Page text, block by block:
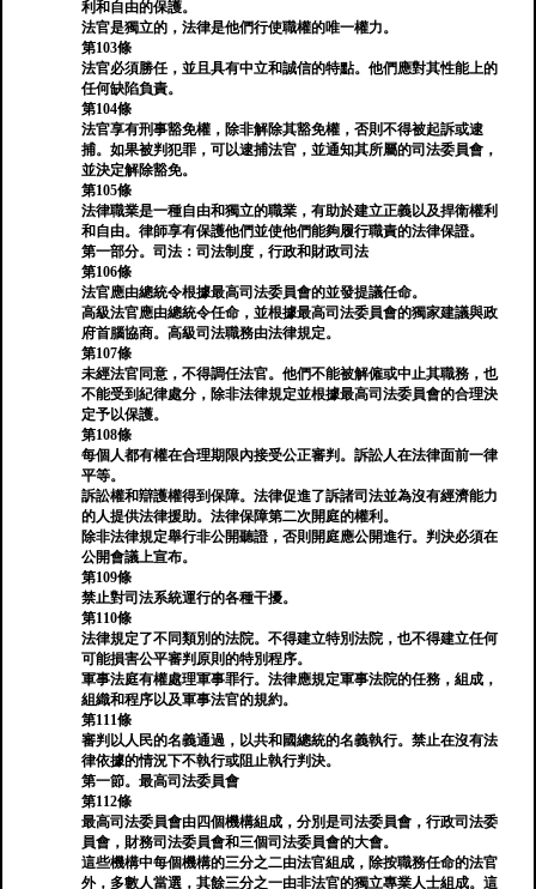
利和自由的保護。
法官是獨立的，法律是他們行使職權的唯一權力。
第103條
法官必須勝任，並且具有中立和誠信的特點。他們應對其性能上的
任何缺陷負責。
第104條
法官享有刑事豁免權，除非解除其豁免權，否則不得被起訴或逮
捕。如果被判犯罪，可以逮捕法官，並通知其所屬的司法委員會，
並決定解除豁免。
第105條
法律職業是一種自由和獨立的職業，有助於建立正義以及捍衛權利
和自由。律師享有保護他們並使他們能夠履行職責的法律保證。
第一部分。司法：司法制度，行政和財政司法
第106條
法官應由總統令根據最高司法委員會的並發提議任命。
高級法官應由總統令任命，並根據最高司法委員會的獨家建議與政
府首腦協商。高級司法職務由法律規定。
第107條
未經法官同意，不得調任法官。他們不能被解僱或中止其職務，也
不能受到紀律處分，除非法律規定並根據最高司法委員會的合理決
定予以保護。
第108條
每個人都有權在合理期限內接受公正審判。訴訟人在法律面前一律
平等。
訴訟權和辯護權得到保障。法律促進了訴諸司法並為沒有經濟能力
的人提供法律援助。法律保障第二次開庭的權利。
除非法律規定舉行非公開聽證，否則開庭應公開進行。判決必須在
公開會議上宣布。
第109條
禁止對司法系統運行的各種干擾。
第110條
法律規定了不同類別的法院。不得建立特別法院，也不得建立任何
可能損害公平審判原則的特別程序。
軍事法庭有權處理軍事罪行。法律應規定軍事法院的任務，組成，
組織和程序以及軍事法官的規約。
第111條
審判以人民的名義通過，以共和國總統的名義執行。禁止在沒有法
律依據的情況下不執行或阻止執行判決。
第一節。最高司法委員會
第112條
最高司法委員會由四個機構組成，分別是司法委員會，行政司法委
員會，財務司法委員會和三個司法委員會的大會。
這些機構中每個機構的三分之二由法官組成，除按職務任命的法官
外，多數人當選，其餘三分之一由非法官的獨立專業人士組成。這